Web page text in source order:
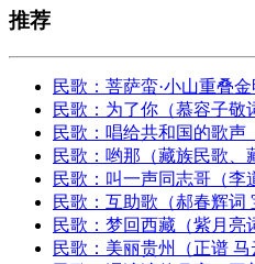
推荐
民歌：菩萨蛮·小山重叠
民歌：为了你（慕容子敬
民歌：唱给共和国的歌声
民歌：哟那（藏族民歌、
民歌：叫一声同志哥（李
民歌：互助歌（郝春辉词
民歌：梦回西藏（紫月亮
民歌：美丽贵州（正谱 马